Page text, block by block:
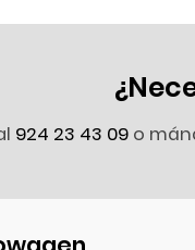
924 23 43 09 o